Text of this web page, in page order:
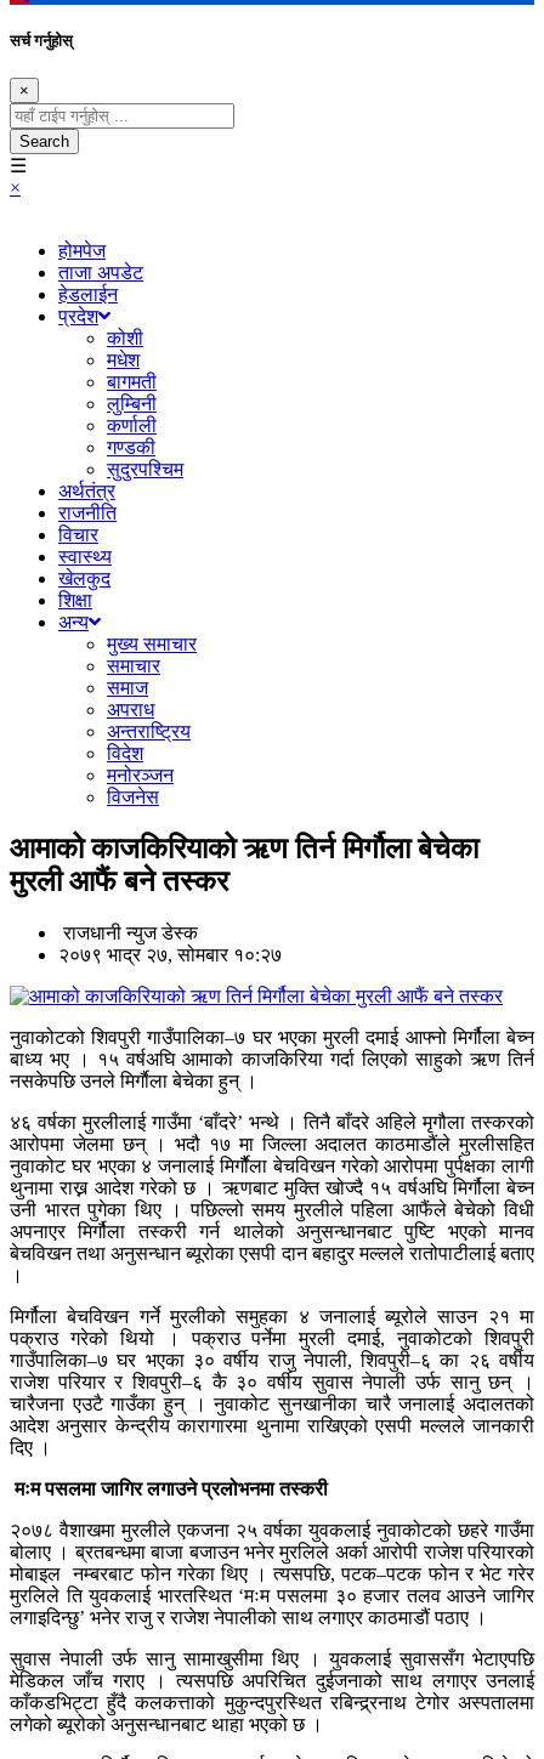
सर्च गर्नुहोस्
×
Search
☰
×
होमपेज
ताजा अपडेट
हेडलाईन
प्रदेश
कोशी
मधेश
बागमती
लुम्बिनी
कर्णाली
गण्डकी
सुदुरपश्चिम
अर्थतंत्र
राजनीति
विचार
स्वास्थ्य
खेलकुद
शिक्षा
अन्य
मुख्य समाचार
समाचार
समाज
अपराध
अन्तराष्ट्रिय
विदेश
मनोरञ्जन
विजनेस
आमाको काजकिरियाको ऋण तिर्न मिर्गौला बेचेका
मुरली आफैं बने तस्कर
राजधानी न्युज डेस्क
२०७९ भाद्र २७, सोमबार १०:२७
नुवाकोटको शिवपुरी गाउँपालिका–७ घर भएका मुरली दमाई आफ्नो मिर्गौला बेच्न
बाध्य भए । १५ वर्षअघि आमाको काजकिरिया गर्दा लिएको साहुको ऋण तिर्न
नसकेपछि उनले मिर्गाैला बेचेका हुन् ।
४६ वर्षका मुरलीलाई गाउँमा ‘बाँदरे’ भन्थे । तिनै बाँदरे अहिले मृगौला तस्करको
आरोपमा जेलमा छन् । भदौ १७ मा जिल्ला अदालत काठमाडौंले मुरलीसहित
नुवाकोट घर भएका ४ जनालाई मिर्गौैला बेचविखन गरेको आरोपमा पुर्पक्षका लागी
थुनामा राख्न आदेश गरेको छ । ऋणबाट मुक्ति खोज्दै १५ वर्षअघि मिर्गौला बेच्न
उनी भारत पुगेका थिए । पछिल्लो समय मुरलीले पहिला आफैंले बेचेको विधी
अपनाएर मिर्गौला तस्करी गर्न थालेको अनुसन्धानबाट पुष्टि भएको मानव
बेचविखन तथा अनुसन्धान ब्यूरोका एसपी दान बहादुर मल्लले रातोपाटीलाई बताए
।
मिर्गौला बेचविखन गर्ने मुरलीको समुहका ४ जनालाई ब्यूरोले साउन २१ मा
पक्राउ गरेको थियो । पक्राउ पर्नेमा मुरली दमाई, नुवाकोटको शिवपुरी
गाउँपालिका–७ घर भएका ३० वर्षीय राजु नेपाली, शिवपुरी–६ का २६ वर्षीय
राजेश परियार र शिवपुरी–६ कै ३० वर्षीय सुवास नेपाली उर्फ सानु छन् ।
चारैजना एउटै गाउँका हुन् । नुवाकोट सुनखानीका चारै जनालाई अदालतको
आदेश अनुसार केन्द्रीय कारागारमा थुनामा राखिएको एसपी मल्लले जानकारी
दिए ।
मःम पसलमा जागिर लगाउने प्रलोभनमा तस्करी
२०७८ वैशाखमा मुरलीले एकजना २५ वर्षका युवकलाई नुवाकोटको छहरे गाउँमा
बोलाए । ब्रतबन्धमा बाजा बजाउन भनेर मुरलिले अर्का आरोपी राजेश परियारको
मोबाइल नम्बरबाट फोन गरेका थिए । त्यसपछि, पटक–पटक फोन र भेट गरेर
मुरलिले ति युवकलाई भारतस्थित ‘मःम पसलमा ३० हजार तलव आउने जागिर
लगाइदिन्छु’ भनेर राजु र राजेश नेपालीको साथ लगाएर काठमाडौं पठाए ।
सुवास नेपाली उर्फ सानु सामाखुसीमा थिए । युवकलाई सुवाससँग भेटाएपछि
मेडिकल जाँच गराए । त्यसपछि अपरिचित दुईजनाको साथ लगाएर उनलाई
काँकडभिट्टा हुँदै कलकत्ताको मुकुन्दपुरस्थित रबिन्द्र्रनाथ टेगोर अस्पतालमा
लगेको ब्यूरोको अनुसन्धानबाट थाहा भएको छ ।